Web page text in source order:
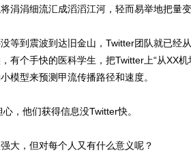
涓细流汇成滔滔江河，轻而易举地把量变
到震波到达旧金山，Twitter团队就已经
有个手快的医科学生，把Twitter上“从XX机
模型来预测甲流传播路径和速度。
他们获得信息没Twitter快。
，但对每个人又有什么意义呢？